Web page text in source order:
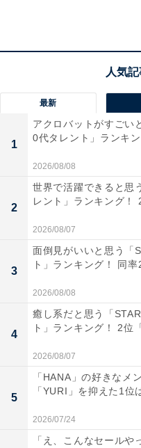
「住みやすさの割に
駅」！
「住みやすさの割に家賃が安い」
第1位は、「八王子駅」
いで、2位は「町田駅」
八王子駅」。東京の多摩
がTOP3を独占する結果
最新
1
アクロバットがすごい
0代タレント」ランキ
2026/08/08
2
世界で活躍できると思
レント」ランキング！
2026/08/07
3
面倒見がいいと思う「
ト」ランキング！ 同率
2026/08/08
4
癒し系だと思う「
ト」ランキング！ 2位
2026/08/07
5
「HANA」の好きなメ
「YURI」を抑えた1位
2026/07/24
「え、こんなセール